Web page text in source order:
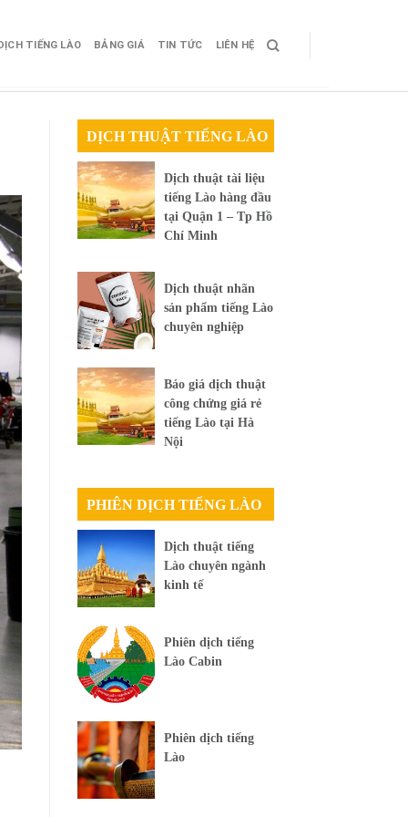
TIẾNG LÀO BẢNG GIÁ TIN TỨC LIÊN HỆ
DỊCH THUẬT TIẾNG LÀO
Dịch thuật tài liệu
tiếng Lào hàng đầu
tại Quận 1 – Tp Hồ
Chí Minh
Dịch thuật nhãn
sản phẩm tiếng Lào
chuyên nghiệp
Báo giá dịch thuật
công chứng giá rẻ
tiếng Lào tại Hà
Nội
PHIÊN DỊCH TIẾNG LÀO
Dịch thuật tiếng
Lào chuyên ngành
kinh tế
Phiên dịch tiếng
Lào Cabin
Phiên dịch tiếng
Lào